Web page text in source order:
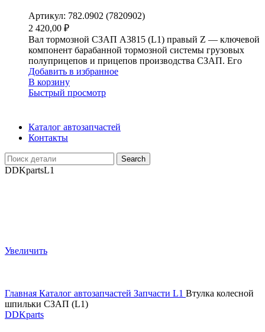
Артикул: 782.0902 (7820902)
2 420,00 ₽
Вал тормозной СЗАП A3815 (L1) правый Z — ключевой
компонент барабанной тормозной системы грузовых
полуприцепов и прицепов производства СЗАП. Его
Добавить в избранное
В корзину
Быстрый просмотр
Каталог автозапчастей
Контакты
Search
DDKpartsL1
Увеличить
Главная Каталог автозапчастей Запчасти L1 Втулка колесной
шпильки СЗАП (L1)
DDKparts